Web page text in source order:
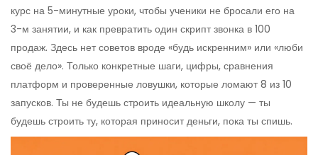
курс на 5-минутные уроки, чтобы ученики не бросали его на
3-м занятии, и как превратить один скрипт звонка в 100
продаж. Здесь нет советов вроде «будь искренним» или «люби
своё дело». Только конкретные шаги, цифры, сравнения
платформ и проверенные ловушки, которые ломают 8 из 10
запусков. Ты не будешь строить идеальную школу — ты
будешь строить ту, которая приносит деньги, пока ты спишь.